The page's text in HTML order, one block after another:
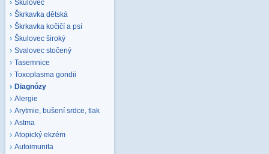
Skulovec
Škrkavka dětská
Škrkavka kočičí a psí
Škulovec široký
Svalovec stočený
Tasemnice
Toxoplasma gondii
Diagnózy
Alergie
Arytmie, bušení srdce, tlak
Astma
Atopický ekzém
Autoimunita